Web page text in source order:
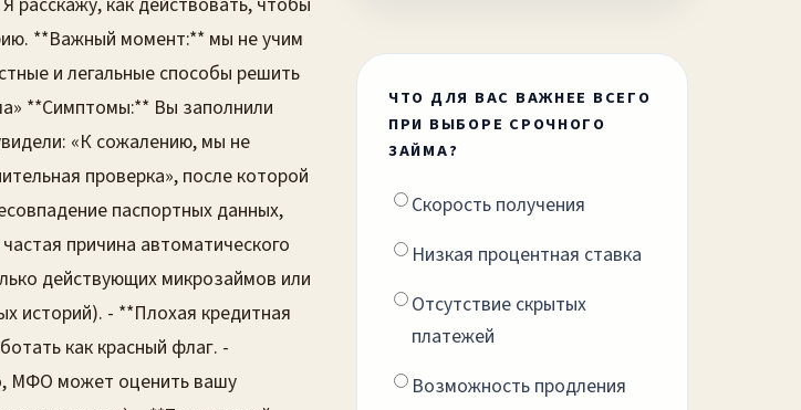
ЧТО ДЛЯ ВАС ВАЖНЕЕ ВСЕГО
ПРИ ВЫБОРЕ СРОЧНОГО
ЗАЙМА?
Скорость получения
Низкая процентная ставка
Отсутствие скрытых
платежей
Возможность продления